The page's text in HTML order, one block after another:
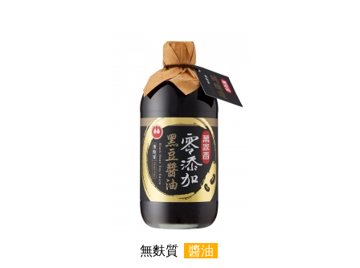
無麩質
醬油